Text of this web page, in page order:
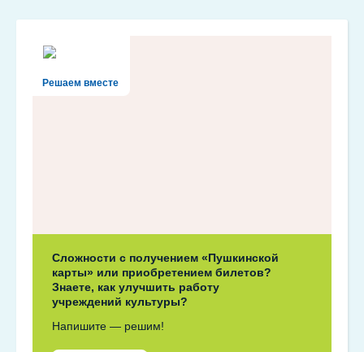
Решаем вместе
Сложности с получением «Пушкинской
карты» или приобретением билетов?
Знаете, как улучшить работу
учреждений культуры?
Напишите — решим!